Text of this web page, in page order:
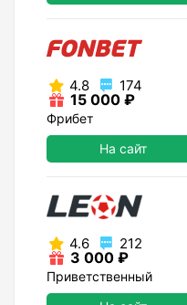
4.8 174
15 000 ₽
Фрибет
На сайт
4.6 212
3 000 ₽
Приветственный